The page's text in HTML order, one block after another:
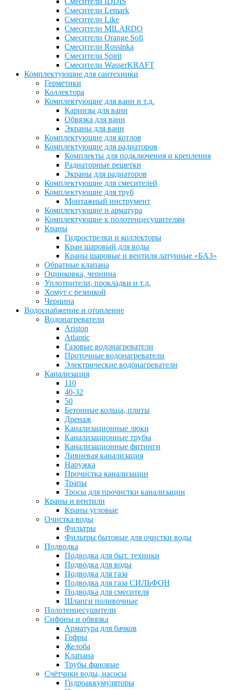
Смесители Lemark
Смесители Like
Смесители MILARDO
Смесители Orange Sofi
Смесители Rossinka
Смесители Spirit
Смесители WasserKRAFT
Комплектующие для сантехники
Герметики
Коллектора
Комплектующие для ванн и т.д.
Карнизы для ванн
Обвязка для ванн
Экраны для ванн
Комплектующие для котлов
Комплектующие для радиаторов
Комплекты для подключения и крепления
Радиаторные решетки
Экраны для радиаторов
Комплектующие для смесителей
Комплектующие для труб
Монтажный инструмент
Комплектующие и арматура
Комплектующие к полотенцесушителям
Краны
Гидрострелки и коллекторы
Кран шаровый для воды
Краны шаровые и вентиля латунные «БАЗ»
Обратные клапана
Оцинковка, чернина
Уплотнители, прокладки и т.д.
Хомут с резинкой
Чернина
Водоснабжение и отопление
Водонагреватели
Ariston
Atlantic
Газовые водонагреватели
Проточные водонагреватели
Электрические водонагреватели
Канализация
110
40-32
50
Бетонные кольца, плиты
Дренаж
Канализационные люки
Канализационные трубы
Канализационные фитинги
Ливневая канализация
Наружка
Прочистка канализации
Трапы
Тросы для прочистки канализации
Краны и вентили
Краны угловые
Очистка воды
Фильтры
Фильтры бытовые для очистки воды
Подводка
Подводка для быт. техники
Подводка для воды
Подводка для газа
Подводка для газа СИЛЬФОН
Подводка для смесителя
Шланги поливочные
Полотенцесушители
Сифоны и обвязка
Арматура для бачков
Гофры
Желоба
Клапана
Трубы фановые
Счётчики воды, насосы
Гидроаккумуляторы